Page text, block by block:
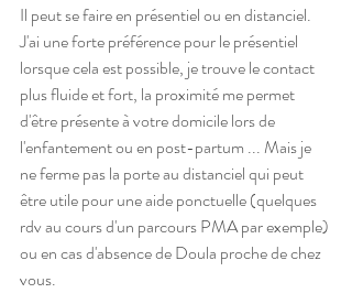
Il peut se faire en présentiel ou en distanciel.
J'ai une forte préférence pour le présentiel
lorsque cela est possible, je trouve le contact
plus fluide et fort, la proximité me permet
d'être présente à votre domicile lors de
l'enfantement ou en post-partum ... Mais je
ne ferme pas la porte au distanciel qui peut
être utile pour une aide ponctuelle (quelques
rdv au cours d'un parcours PMA par exemple)
ou en cas d'absence de Doula proche de chez
vous.